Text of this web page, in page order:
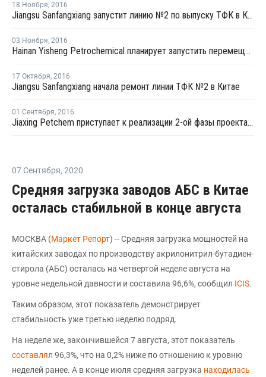
18 Ноября, 2016
Jiangsu Sanfangxiang запустит линию №2 по выпуску ТФК в Китае на этой неделе
03 Ноября, 2016
Hainan Yisheng Petrochemical планирует запустить перемещенный завод ПЭТ в марте 2017 года
17 Октября, 2016
Jiangsu Sanfangxiang начала ремонт линии ТФК №2 в Китае
01 Сентября, 2016
Jiaxing Petchem приступает к реализации 2-ой фазы проекта по наращиванию мощностей ТФК в Китае
07 Сентября, 2020
Средняя загрузка заводов АБС в Китае
осталась стабильной в конце августа
МОСКВА (Маркет Репорт) -- Средняя загрузка мощностей на
китайских заводах по производству акрилонитрил-бутадиен-
стирола (АБС) осталась на четвертой неделе августа на
уровне недельной давности и составила 96,6%, сообщил ICIS.
Таким образом, этот показатель демонстрирует
стабильность уже третью неделю подряд.
На неделе же, закончившейся 7 августа, этот показатель
составлял 96,3%, что на 0,2% ниже по отношению к уровню
неделей ранее. А в конце июля средняя загрузка находилась